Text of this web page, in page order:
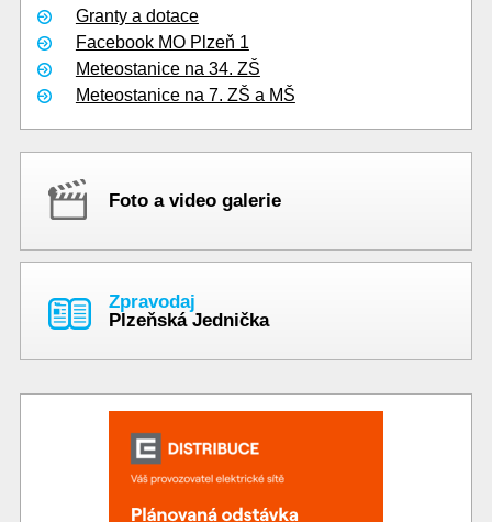
Granty a dotace
Facebook MO Plzeň 1
Meteostanice na 34. ZŠ
Meteostanice na 7. ZŠ a MŠ
Foto a video galerie
Zpravodaj
Plzeňská Jednička